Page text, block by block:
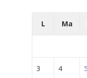
L
Ma
3 4 5